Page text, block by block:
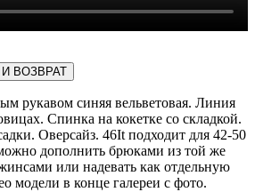
ВОЗВРАТ
рукавом cиняя вельветовая. Линия
Cпинка на кокетке со складкой.
Оверсайз. 46It подходит для 42-50
дополнить брюками из той же
или надевать как отдельную
модели в конце галереи с фото.